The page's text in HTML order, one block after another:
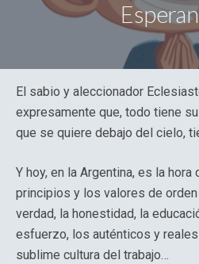
El sabio y aleccionador
expresamente que, todo tiene
que se quiere debajo del cielo,
Y hoy, en la Argentina, es la hora
principios y los valores de
verdad, la honestidad, la
esfuerzo, los auténticos y
sublime cultura del trabajo…